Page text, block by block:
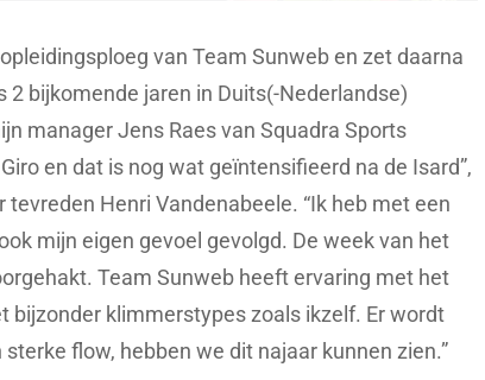
van Team Sunweb en zet daarna
2 bijkomende jaren in Duits(-Nederlandse)
manager Jens Raes van Squadra Sports
en dat is nog wat geïntensifieerd na de Isard”,
Henri Vandenabeele. “Ik heb met een
mijn eigen gevoel gevolgd. De week van het
Team Sunweb heeft ervaring met het
bijzonder klimmerstypes zoals ikzelf. Er wordt
flow, hebben we dit najaar kunnen zien.”